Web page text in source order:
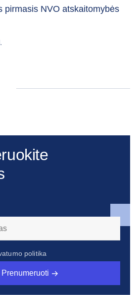
pirmasis NVO atskaitomybės
politika
Prenumeruoti